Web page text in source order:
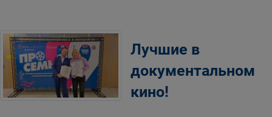
Лучшие в
документальном
кино!